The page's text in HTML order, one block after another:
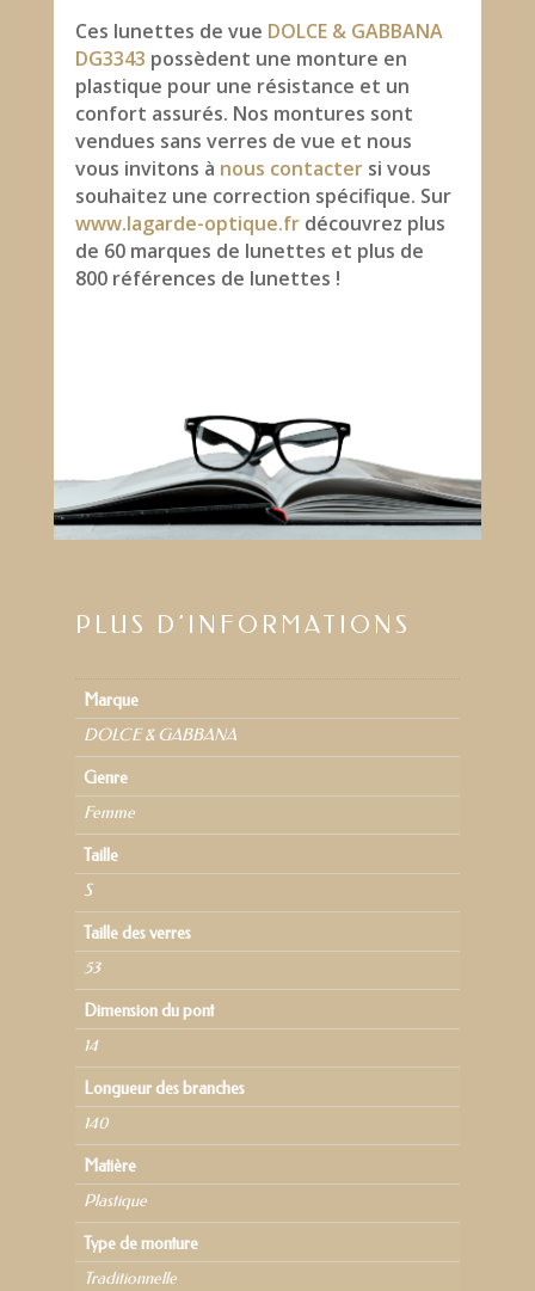
Ces lunettes de vue DOLCE & GABBANA
DG3343 possèdent une monture en
plastique pour une résistance et un
confort assurés. Nos montures sont
vendues sans verres de vue et nous
vous invitons à nous contactersi vous
souhaitez une correction spécifique. Sur
www.lagarde-optique.frdécouvrez plus
de 60 marques de lunettes et plus de
800 références de lunettes !
PLUS D’INFORMATIONS
Marque
DOLCE & GABBANA
Genre
Femme
Taille
S
Taille des verres
53
Dimension du pont
14
Longueur des branches
140
Matière
Plastique
Type de monture
Traditionnelle